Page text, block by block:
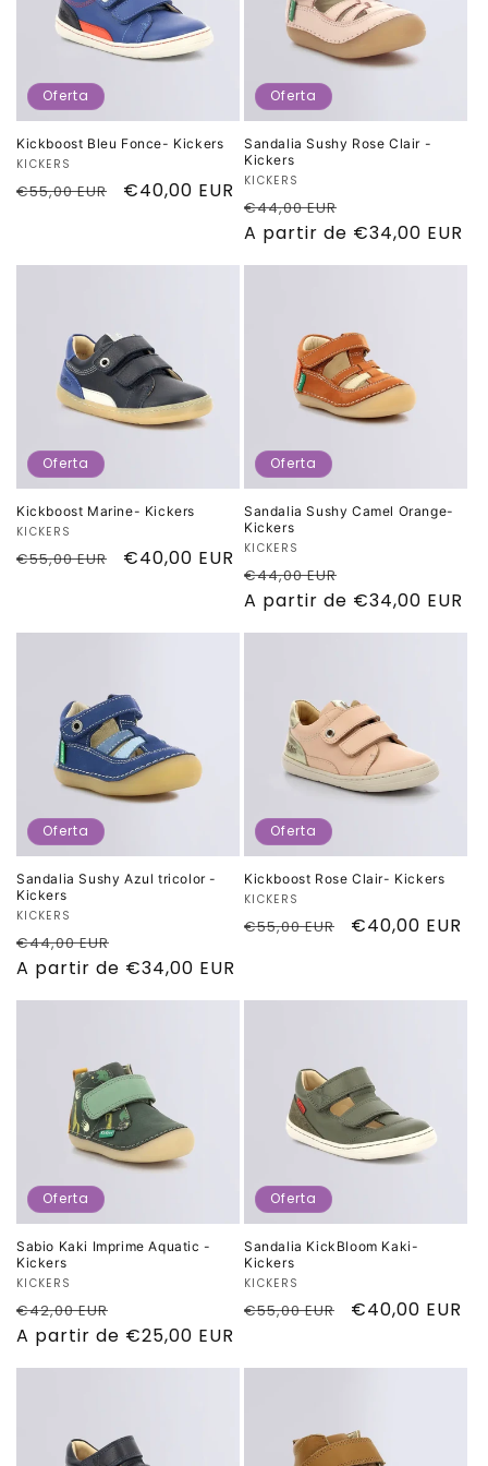
n
:
Oferta
Kickboost Bleu Fonce- Kickers
Proveedor:
KICKERS
Precio
€55,00 EUR
Precio
€40,00 EUR
Oferta
Sandalia Sushy Rose Clair -
Kickers
Proveedor:
KICKERS
Precio
habitual
€44,00 EUR
de
oferta
A partir de €34,00 EUR
Oferta
Kickboost Marine- Kickers
Proveedor:
KICKERS
Precio
€55,00 EUR
Precio
€40,00 EUR
Oferta
Sandalia Sushy Camel Orange-
Kickers
Proveedor:
KICKERS
Precio
habitual
€44,00 EUR
de
oferta
A partir de €34,00 EUR
Oferta
Sandalia Sushy Azul tricolor -
Kickers
Proveedor:
KICKERS
Precio
habitual
€44,00 EUR
de
oferta
A partir de €34,00 EUR
Oferta
Kickboost Rose Clair- Kickers
Proveedor:
KICKERS
Precio
€55,00 EUR
Precio
€40,00 EUR
Oferta
Sabio Kaki Imprime Aquatic -
Kickers
Proveedor:
KICKERS
Precio
habitual
€42,00 EUR
de
oferta
A partir de €25,00 EUR
Oferta
Sandalia KickBloom Kaki-
Kickers
Proveedor:
KICKERS
Precio
€55,00 EUR
Precio
oferta
€40,00 EUR